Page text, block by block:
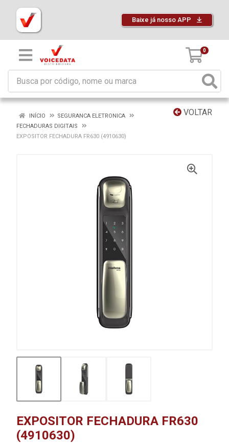
Baixe já nosso APP
0
VOLTAR
INÍCIO
SEGURANCA ELETRONICA
FECHADURAS DIGITAIS
EXPOSITOR FECHADURA FR630 (4910630)
EXPOSITOR FECHADURA FR630
(4910630)